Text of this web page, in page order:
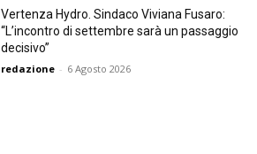
Vertenza Hydro. Sindaco Viviana Fusaro:
“L’incontro di settembre sarà un passaggio
decisivo”
redazione - 6 Agosto 2026